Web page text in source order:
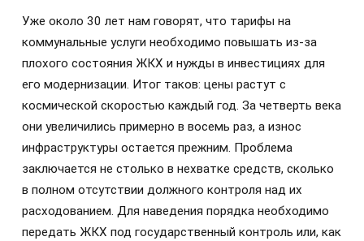
Уже около 30 лет нам говорят, что тарифы на
коммунальные услуги необходимо повышать из-за
плохого состояния ЖКХ и нужды в инвестициях для
его модернизации. Итог таков: цены растут с
космической скоростью каждый год. За четверть века
они увеличились примерно в восемь раз, а износ
инфраструктуры остается прежним. Проблема
заключается не столько в нехватке средств, сколько
в полном отсутствии должного контроля над их
расходованием. Для наведения порядка необходимо
передать ЖКХ под государственный контроль или, как